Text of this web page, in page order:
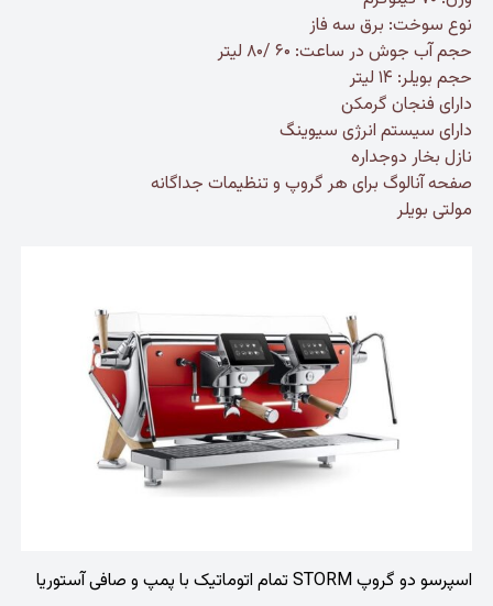
نوع سوخت: برق سه فاز
حجم آب جوش در ساعت: ۶۰ /۸۰ لیتر
حجم بویلر: ۱۴ لیتر
دارای فنجان گرمکن
دارای سیستم انرژی سیوینگ
نازل بخار دوجداره
صفحه آنالوگ برای هر گروپ و تنظیمات جداگانه
مولتی بویلر
اسپرسو دو گروپ STORM تمام اتوماتیک با پمپ و صافی آستوریا